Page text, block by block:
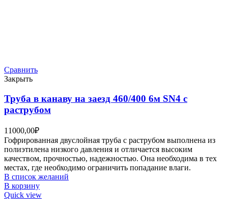
Сравнить
Закрыть
Труба в канаву на заезд 460/400 6м SN4 с
раструбом
11000,00₽
Гофрированная двуслойная труба с раструбом выполнена из
полиэтилена низкого давления и отличается высоким
качеством, прочностью, надежностью. Она необходима в тех
местах, где необходимо ограничить попадание влаги.
В список желаний
В корзину
Quick view